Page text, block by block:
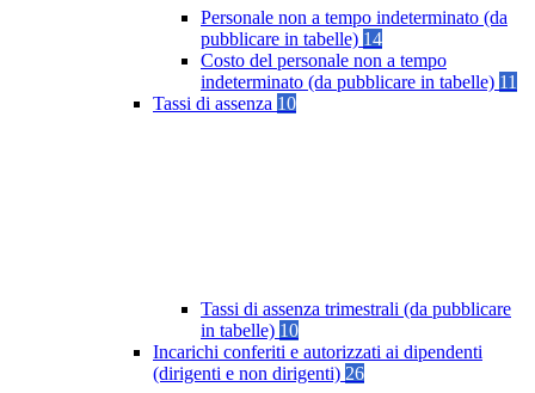
Personale non a tempo indeterminato (da
pubblicare in tabelle) 14
Costo del personale non a tempo
indeterminato (da pubblicare in tabelle) 11
Tassi di assenza 10
Tassi di assenza trimestrali (da pubblicare
in tabelle) 10
Incarichi conferiti e autorizzati ai dipendenti
(dirigenti e non dirigenti) 26